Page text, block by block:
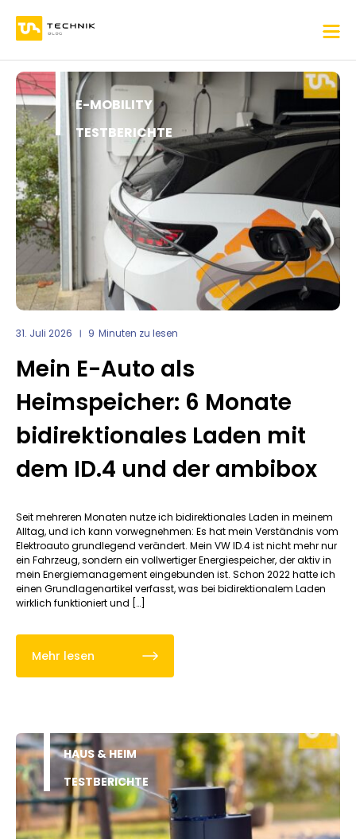
E-MOBILITY
TESTBERICHTE
31. Juli 2026 9 Minuten zu lesen
Mein E-Auto als
Heimspeicher: 6 Monate
bidirektionales Laden mit
dem ID.4 und der ambibox
Seit mehreren Monaten nutze ich bidirektionales Laden in meinem
Alltag, und ich kann vorwegnehmen: Es hat mein Verständnis vom
Elektroauto grundlegend verändert. Mein VW ID.4 ist nicht mehr nur
ein Fahrzeug, sondern ein vollwertiger Energiespeicher, der aktiv in
mein Energiemanagement eingebunden ist. Schon 2022 hatte ich
einen Grundlagenartikel verfasst, was bei bidirektionalem Laden
wirklich funktioniert und […]
Mehr lesen
HAUS & HEIM
TESTBERICHTE